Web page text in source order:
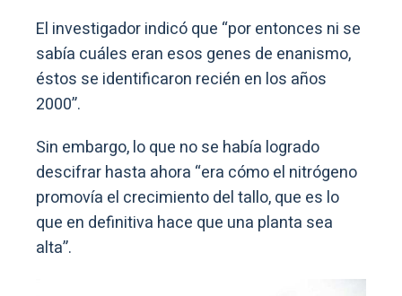
El investigador indicó que “por entonces ni se
sabía cuáles eran esos genes de enanismo,
éstos se identificaron recién en los años
2000”.
Sin embargo, lo que no se había logrado
descifrar hasta ahora “era cómo el nitrógeno
promovía el crecimiento del tallo, que es lo
que en definitiva hace que una planta sea
alta”.